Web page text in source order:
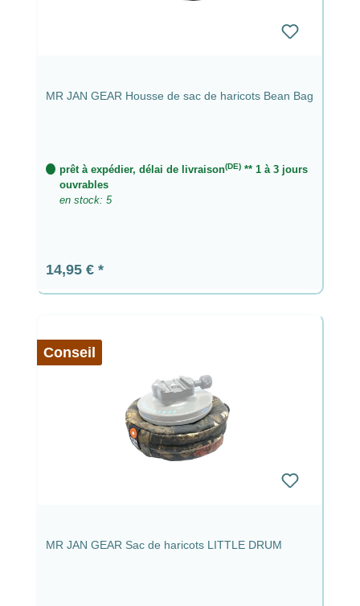
MR JAN GEAR Housse de sac de haricots Bean Bag
prêt à expédier, délai de livraison(DE)** 1 à 3 jours
ouvrables
en stock: 5
Prix régulier :
14,95 €
Conseil
MR JAN GEAR Sac de haricots LITTLE DRUM